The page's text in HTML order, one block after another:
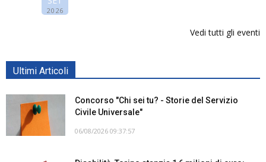
2026
Vedi tutti gli eventi
Ultimi Articoli
Concorso "Chi sei tu? - Storie del Servizio
Civile Universale"
06/08/2026 09:37:57